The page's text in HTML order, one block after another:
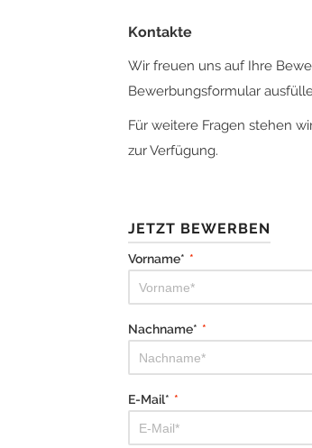
Kontakte
Wir freuen uns auf Ihre
Bewerbungsformular
Für weitere Fragen stehen
zur Verfügung.
JETZT BEWERBEN
Vorname* *
Nachname* *
E-Mail* *